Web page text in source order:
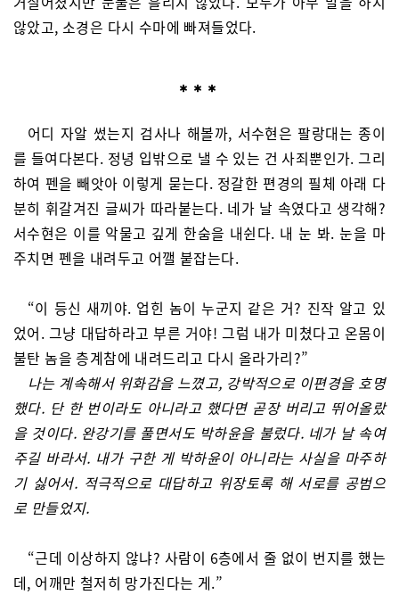
않았고, 소경은 다시 수마에 빠져들었다.
어디 자알 썼는지 검사나 해볼까, 서수현은 팔랑대는 종이
를 들여다본다. 정녕 입밖으로 낼 수 있는 건 사죄뿐인가. 그리
하여 펜을 빼앗아 이렇게 묻는다. 정갈한 편경의 필체 아래 다
분히 휘갈겨진 글씨가 따라붙는다. 네가 날 속였다고 생각해?
서수현은 이를 악물고 깊게 한숨을 내쉰다. 내 눈 봐. 눈을 마
주치면 펜을 내려두고 어깰 붙잡는다.
“이 등신 새끼야. 업힌 놈이 누군지 같은 거? 진작 알고 있
었어. 그냥 대답하라고 부른 거야! 그럼 내가 미쳤다고 온몸이
불탄 놈을 층계참에 내려드리고 다시 올라가리?”
나는 계속해서 위화감을 느꼈고, 강박적으로 이편경을 호명
했다. 단 한 번이라도 아니라고 했다면 곧장 버리고 뛰어올랐
을 것이다. 완강기를 풀면서도 박하윤을 불렀다. 네가 날 속여
주길 바라서. 내가 구한 게 박하윤이 아니라는 사실을 마주하
기 싫어서. 적극적으로 대답하고 위장토록 해 서로를 공범으
로 만들었지.
“근데 이상하지 않냐? 사람이 6층에서 줄 없이 번지를 했는
데, 어깨만 철저히 망가진다는 게.”